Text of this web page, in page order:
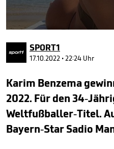
seconds
of
minute,
seconds
SPORT1
17.10.2022 • 22:24 Uhr
Karim Benzema
2022. Für den 34-
Weltfußballer-Titel.
Bayern-Star Sadio